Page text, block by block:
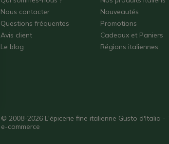
Nous contacter
Questions fréquentes
Avis client
Le blog
Nouveautés
Promotions
Cadeaux et Paniers
Régions italiennes
© 2008-2026 L'épicerie fine italienne Gusto d'Italia
e-commerce